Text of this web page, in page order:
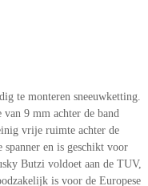
te monteren sneeuwketting.
9 mm achter de band
vrije ruimte achter de
spanner en is geschikt voor
Butzi voldoet aan de TUV,
is voor de Europese